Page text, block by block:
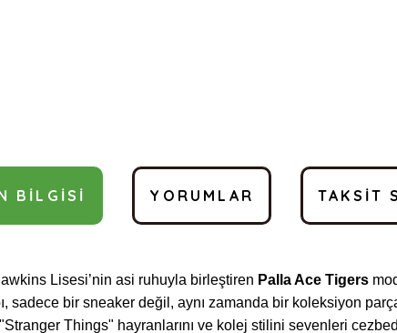
BILGISI YORUMLAR TAKSIT
Lisesi’nin asi ruhuyla birleştiren Palla Ace Tigers
sadece bir sneaker değil, aynı zamanda bir koleksiyon
Things" hayranlarını ve kolej stilini sevenleri